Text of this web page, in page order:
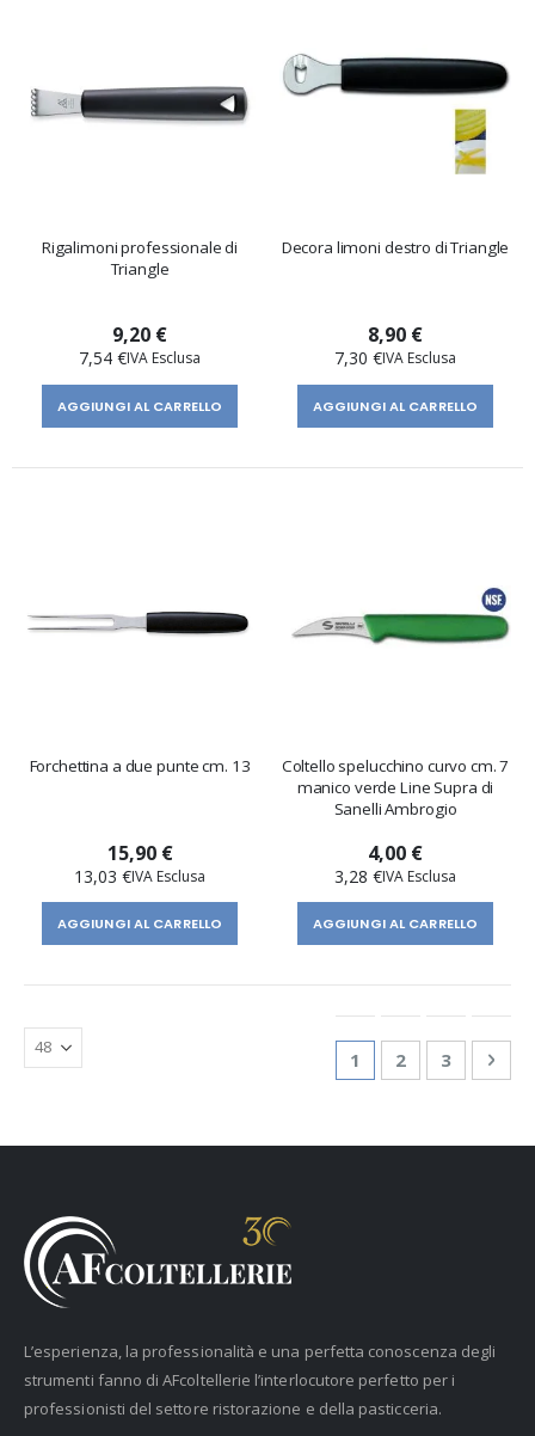
Rigalimoni professionale di
Triangle
9,20 €
7,54 €
AGGIUNGI AL CARRELLO
Decora limoni destro di Triangle
8,90 €
7,30 €
AGGIUNGI AL CARRELLO
Forchettina a due punte cm. 13
15,90 €
13,03 €
AGGIUNGI AL CARRELLO
Coltello spelucchino curvo cm. 7
manico verde Line Supra di
Sanelli Ambrogio
4,00 €
3,28 €
AGGIUNGI AL CARRELLO
Attualmente stai
1 Pagina
2 Pagina
3
L’esperienza, la professionalità e una perfetta conoscenza degli
strumenti fanno di AFcoltellerie l’interlocutore perfetto per i
professionisti del settore ristorazione e della pasticceria.